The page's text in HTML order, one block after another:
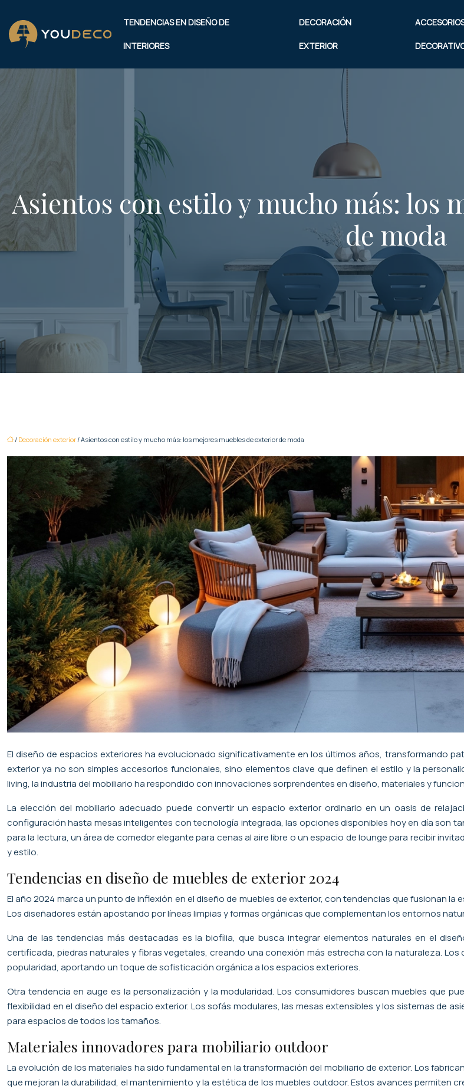
TENDENCIAS EN DISEÑO DE
INTERIORES
DECORACIÓN
EXTERIOR
Asientos con estilo y mucho más: los
de moda
/ Decoración exterior/ Asientos con estilo y mucho más: los mejores muebles de exterior de moda
El diseño de espacios exteriores ha evolucionado significativamente en los últimos años, transformando
exterior ya no son simples accesorios funcionales, sino elementos clave que definen el estilo y la
living, la industria del mobiliario ha respondido con innovaciones sorprendentes en diseño, materiales y
La elección del mobiliario adecuado puede convertir un espacio exterior ordinario en un oasis de
configuración hasta mesas inteligentes con tecnología integrada, las opciones disponibles hoy en día son
para la lectura, un área de comedor elegante para cenas al aire libre o un espacio de lounge para recibir
y estilo.
Tendencias en diseño de muebles de exterior 2024
El año 2024 marca un punto de inflexión en el diseño de muebles de exterior, con tendencias que fusionan
Los diseñadores están apostando por líneas limpias y formas orgánicas que complementan los entornos
Una de las tendencias más destacadas es la biofilia, que busca integrar elementos naturales en el
certificada, piedras naturales y fibras vegetales, creando una conexión más estrecha con la naturaleza.
popularidad, aportando un toque de sofisticación orgánica a los espacios exteriores.
Otra tendencia en auge es la personalización y la modularidad. Los consumidores buscan muebles que
flexibilidad en el diseño del espacio exterior. Los sofás modulares, las mesas extensibles y los sistemas de
para espacios de todos los tamaños.
Materiales innovadores para mobiliario outdoor
La evolución de los materiales ha sido fundamental en la transformación del mobiliario de exterior. Los
que mejoran la durabilidad, el mantenimiento y la estética de los muebles outdoor. Estos avances permiten